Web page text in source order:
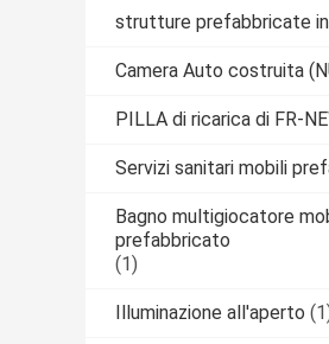
strutture prefabbricate
Camera Auto costruita
PILLA di ricarica di FR-
Servizi sanitari mobili
Bagno multigiocatore
prefabbricato
(1)
Illuminazione all'aperto